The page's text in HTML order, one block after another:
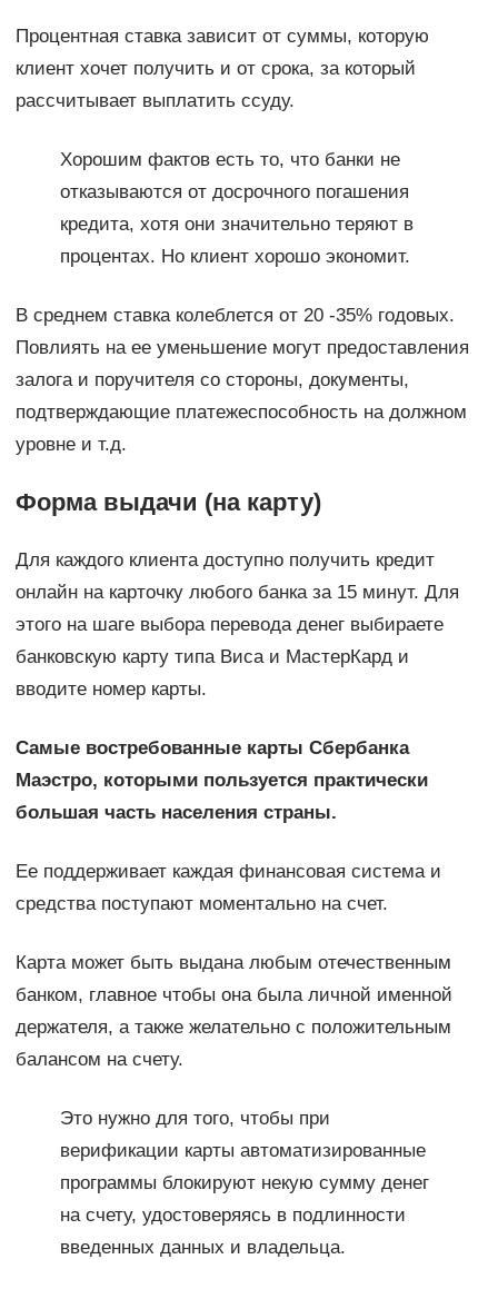
Процентная ставка зависит от суммы, которую
клиент хочет получить и от срока, за который
рассчитывает выплатить ссуду.
Хорошим фактов есть то, что банки не
отказываются от досрочного погашения
кредита, хотя они значительно теряют в
процентах. Но клиент хорошо экономит.
В среднем ставка колеблется от 20 -35% годовых.
Повлиять на ее уменьшение могут предоставления
залога и поручителя со стороны, документы,
подтверждающие платежеспособность на должном
уровне и т.д.
Форма выдачи (на карту)
Для каждого клиента доступно получить кредит
онлайн на карточку любого банка за 15 минут. Для
этого на шаге выбора перевода денег выбираете
банковскую карту типа Виса и МастерКард и
вводите номер карты.
Самые востребованные карты Сбербанка
Маэстро, которыми пользуется практически
большая часть населения страны.
Ее поддерживает каждая финансовая система и
средства поступают моментально на счет.
Карта может быть выдана любым отечественным
банком, главное чтобы она была личной именной
держателя, а также желательно с положительным
балансом на счету.
Это нужно для того, чтобы при
верификации карты автоматизированные
программы блокируют некую сумму денег
на счету, удостоверяясь в подлинности
введенных данных и владельца.